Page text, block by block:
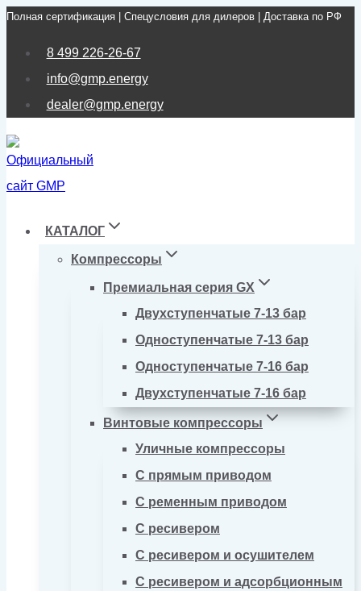
Перейти
Полная сертификация | Спецусловия для дилеров | Доставка по РФ
8 499 226-26-67
info@gmp.energy
dealer@gmp.energy
КАТАЛОГ
Компрессоры
Премиальная серия GX
Двухступенчатые 7-13 бар
Одноступенчатые 7-13 бар
Одноступенчатые 7-16 бар
Двухступенчатые 7-16 бар
Винтовые компрессоры
Уличные компрессоры
С прямым приводом
С ременным приводом
С ресивером
С ресивером и осушителем
С ресивером и адсорбционным